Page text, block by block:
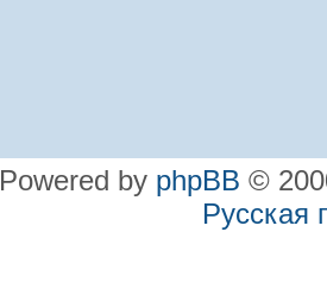
Powered by phpBB ©
Русская